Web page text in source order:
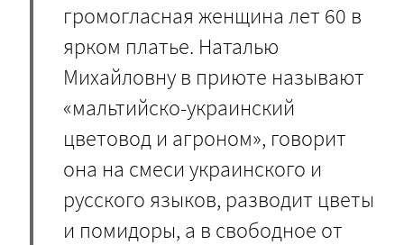
громогласная женщина лет 60 в
ярком платье. Наталью
Михайловну в приюте называют
«мальтийско-украинский
цветовод и агроном», говорит
она на смеси украинского и
русского языков, разводит цветы
и помидоры, а в свободное от